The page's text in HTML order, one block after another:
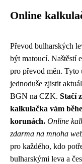
Online
Převod bulharských
být matoucí. Naštěstí
pro převod měn. Tyto
jednoduše zjistit
BGN na CZK. Stačí
kalkulačka vám
korunách. Online
zdarma na mnoha
pro každého, kdo
bulharskými leva a